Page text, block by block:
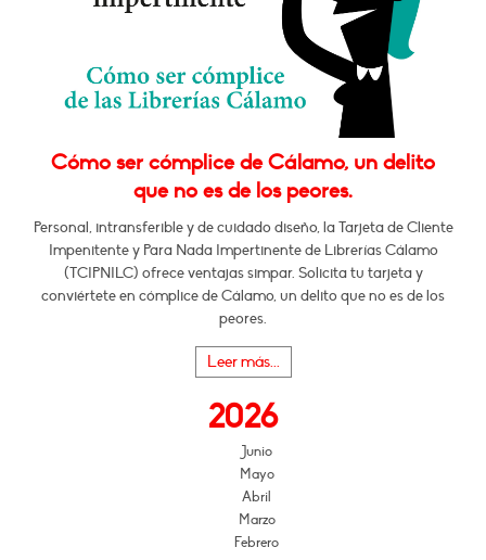
Cómo ser cómplice de Cálamo, un delito
que no es de los peores.
Personal, intransferible y de cuidado diseño, la Tarjeta de Cliente
Impenitente y Para Nada Impertinente de Librerías Cálamo
(TCIPNILC) ofrece ventajas simpar. Solicita tu tarjeta y
conviértete en cómplice de Cálamo, un delito que no es de los
peores.
Leer más...
2026
Junio
Mayo
Abril
Marzo
Febrero